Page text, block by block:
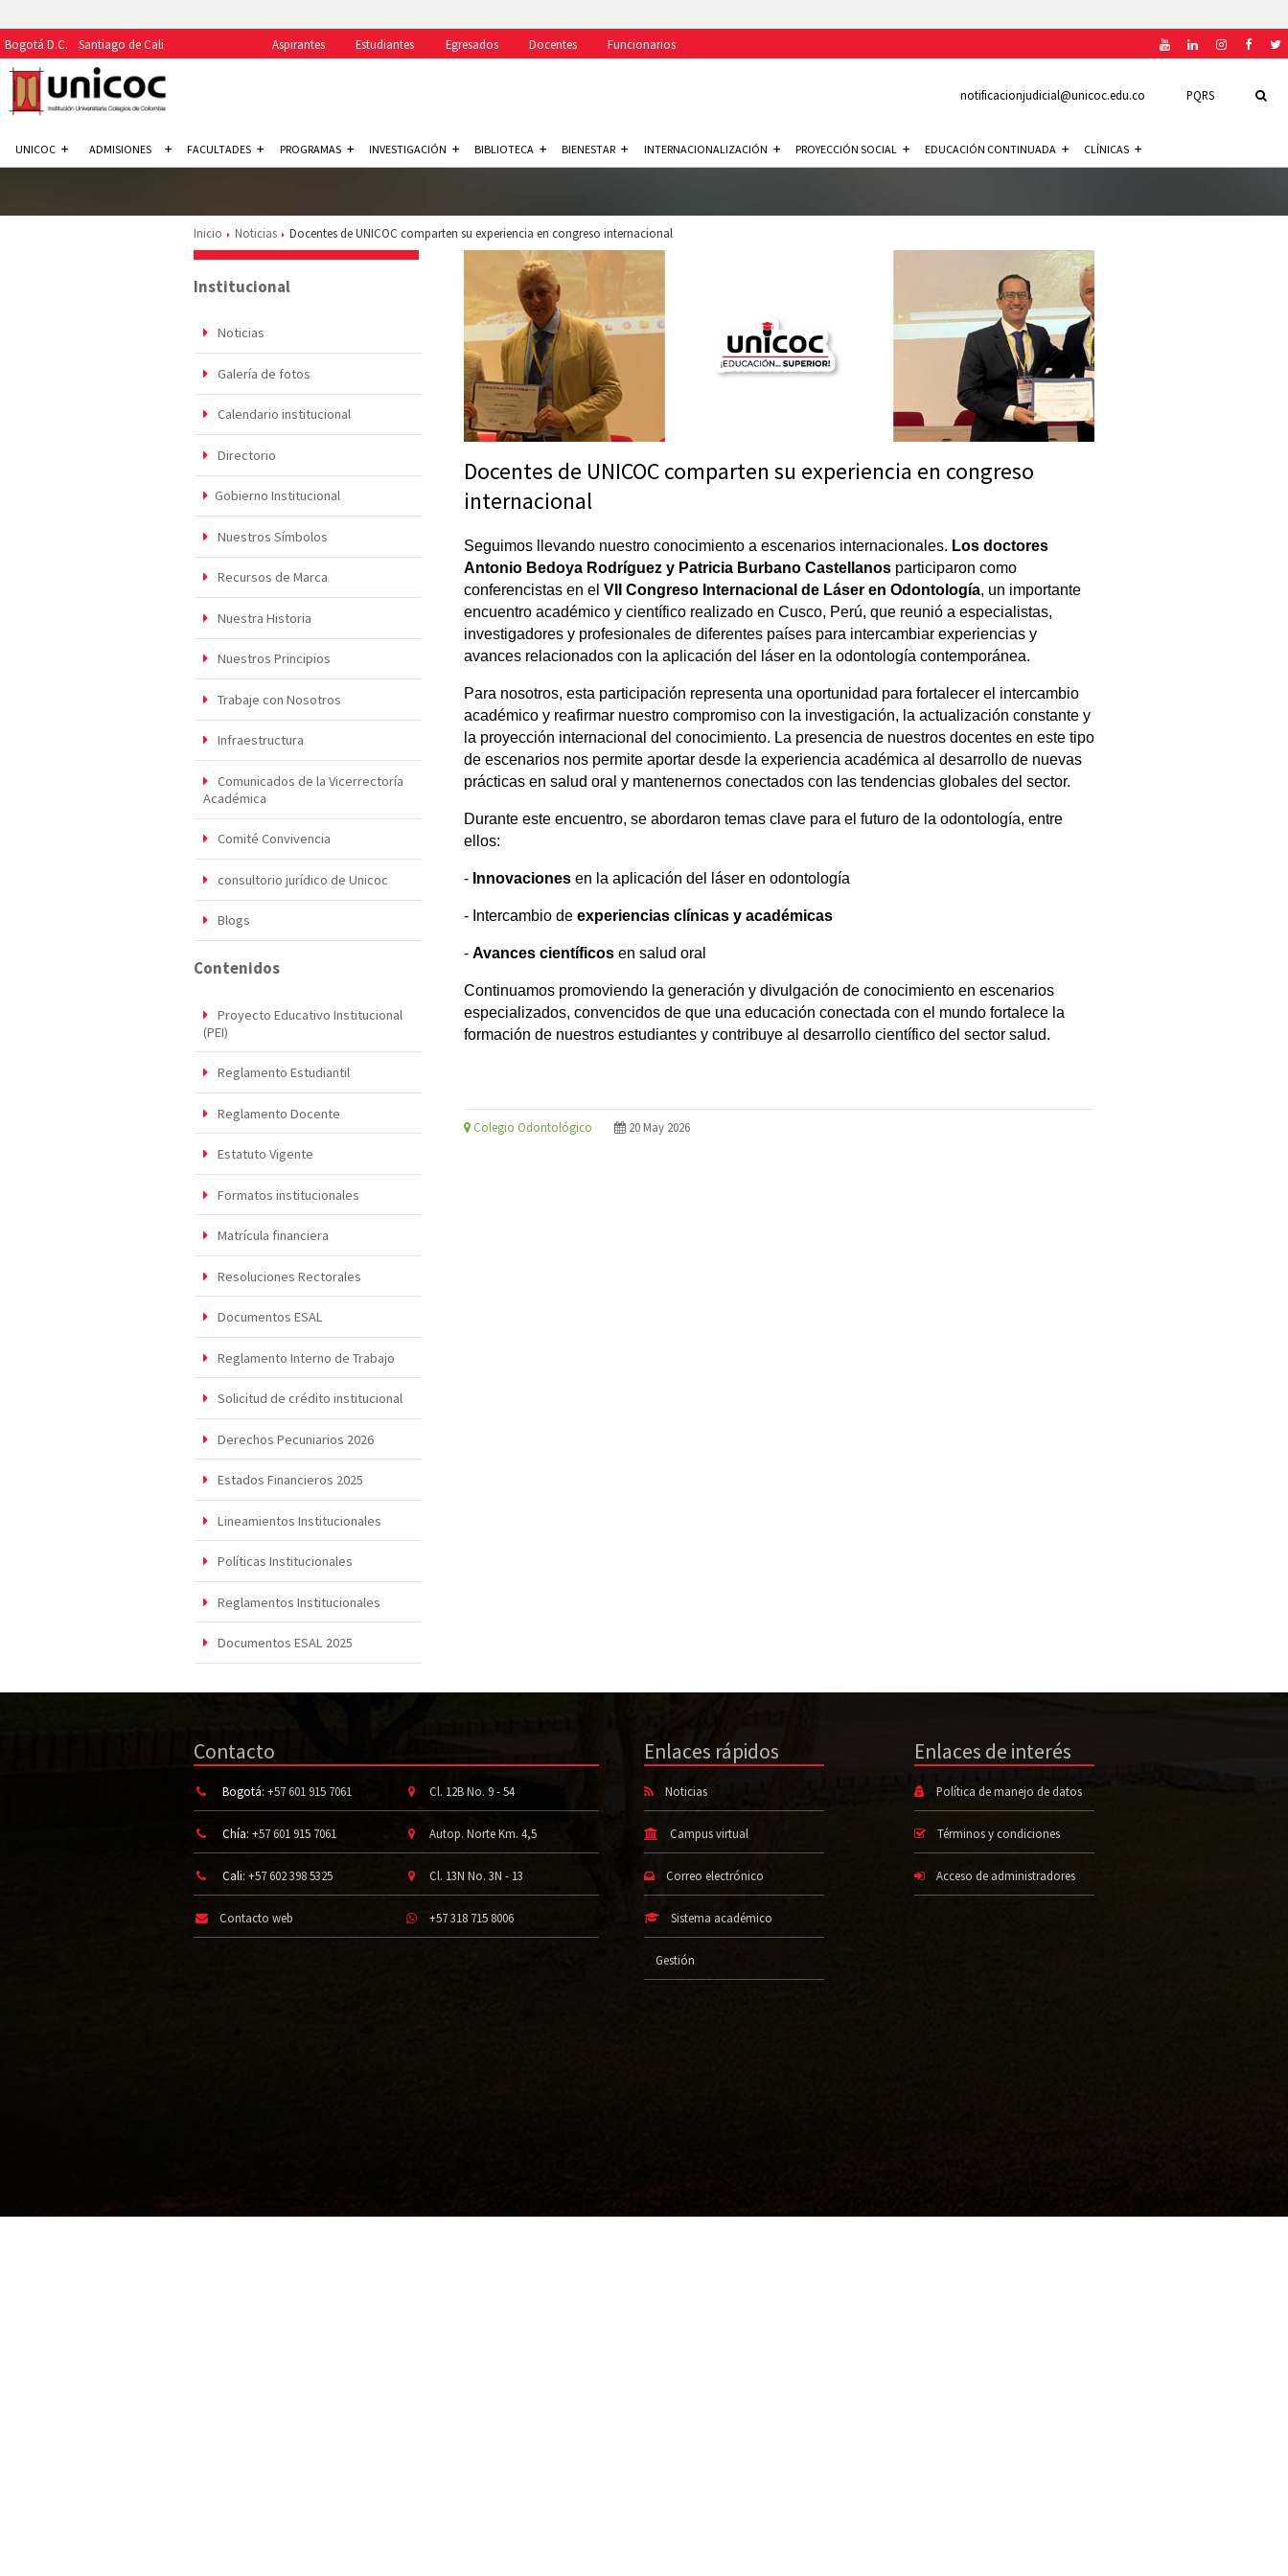
Bogotá D.C. Santiago de Cali Aspirantes Estudiantes Egresados Docentes Funcionarios
PQRS
notificacionjudicial@unicoc.edu.co
UNICOC ADMISIONES FACULTADES PROGRAMAS INVESTIGACIÓN BIBLIOTECA BIENESTAR INTERNACIONALIZACIÓN PROYECCIÓN SOCIAL EDUCACIÓN CONTINUADA CLÍNICAS
Inicio Noticias Docentes de UNICOC comparten su experiencia en congreso internacional
Institucional
Noticias
Galería de fotos
Calendario institucional
Directorio
Gobierno Institucional
Nuestros Símbolos
Recursos de Marca
Nuestra Historia
Nuestros Principios
Trabaje con Nosotros
Infraestructura
Comunicados de la Vicerrectoría
Académica
Comité Convivencia
consultorio jurídico de Unicoc
Blogs
Contenidos
Proyecto Educativo Institucional
(PEI)
Reglamento Estudiantil
Reglamento Docente
Estatuto Vigente
Formatos institucionales
Matrícula financiera
Resoluciones Rectorales
Documentos ESAL
Reglamento Interno de Trabajo
Solicitud de crédito institucional
Derechos Pecuniarios 2026
Estados Financieros 2025
Lineamientos Institucionales
Políticas Institucionales
Reglamentos Institucionales
Documentos ESAL 2025
Docentes de UNICOC comparten su experiencia en congreso
internacional
Seguimos llevando nuestro conocimiento a escenarios internacionales. Los doctores
Antonio Bedoya Rodríguez y Patricia Burbano Castellanos participaron como
conferencistas en el VII Congreso Internacional de Láser en Odontología, un importante
encuentro académico y científico realizado en Cusco, Perú, que reunió a especialistas,
investigadores y profesionales de diferentes países para intercambiar experiencias y
avances relacionados con la aplicación del láser en la odontología contemporánea.
Para nosotros, esta participación representa una oportunidad para fortalecer el intercambio
académico y reafirmar nuestro compromiso con la investigación, la actualización constante y
la proyección internacional del conocimiento. La presencia de nuestros docentes en este tipo
de escenarios nos permite aportar desde la experiencia académica al desarrollo de nuevas
prácticas en salud oral y mantenernos conectados con las tendencias globales del sector.
Durante este encuentro, se abordaron temas clave para el futuro de la odontología, entre
ellos:
- Innovaciones en la aplicación del láser en odontología
- Intercambio de experiencias clínicas y académicas
- Avances científicos en salud oral
Continuamos promoviendo la generación y divulgación de conocimiento en escenarios
especializados, convencidos de que una educación conectada con el mundo fortalece la
formación de nuestros estudiantes y contribuye al desarrollo científico del sector salud.
Colegio Odontológico 20 May 2026
Contacto
Bogotá: +57 601 915 7061 Cl. 12B No. 9 - 54
Chía: +57 601 915 7061 Autop. Norte Km. 4,5
Cali: +57 602 398 5325 Cl. 13N No. 3N - 13
Contacto web +57 318 715 8006
Enlaces rápidos
Noticias
Campus virtual
Correo electrónico
Sistema académico
Gestión
Enlaces de interés
Política de manejo de datos
Términos y condiciones
Acceso de administradores